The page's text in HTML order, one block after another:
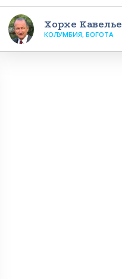
Хорхе Кавелье
КОЛУМБИЯ, БОГОТА